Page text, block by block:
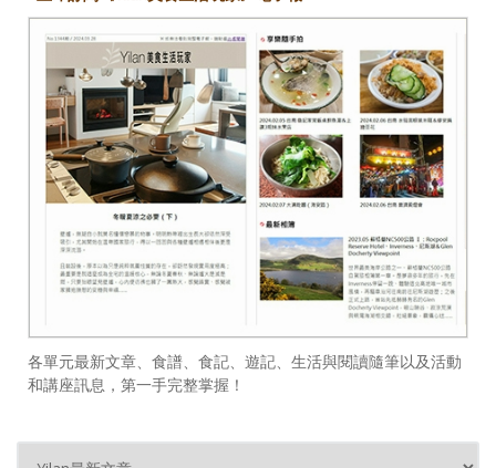
各單元最新文章、食譜、食記、遊記、生活與閱讀隨筆以及活動
和講座訊息，第一手完整掌握！